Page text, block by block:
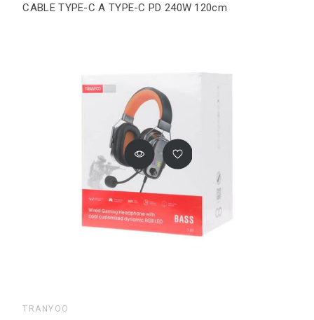
CABLE TYPE-C A TYPE-C PD 240W 120cm
TRANYOO